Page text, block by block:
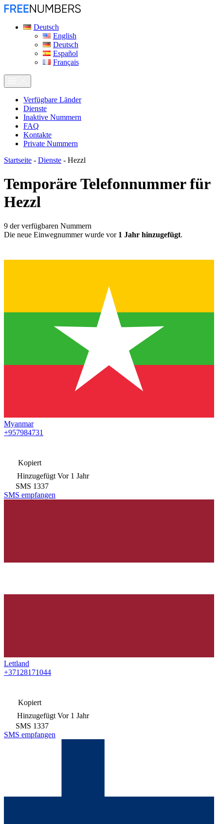
Deutsch
English
Deutsch
Español
Français
Verfügbare Länder
Dienste
Inaktive Nummern
FAQ
Kontakte
Private Nummern
Startseite - Dienste - Hezzl
Temporäre Telefonnummer für
Hezzl
9 der verfügbaren Nummern
Die neue Einwegnummer wurde vor 1 Jahr hinzugefügt.
Myanmar
+957984731
Kopiert
Hinzugefügt Vor 1 Jahr
SMS 1337
SMS empfangen
Lettland
+37128171044
Kopiert
Hinzugefügt Vor 1 Jahr
SMS 1337
SMS empfangen